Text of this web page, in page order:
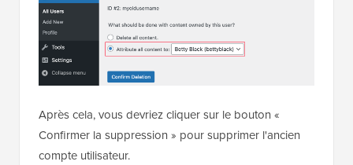
Après cela, vous devriez cliquer sur le bouton «
Confirmer la suppression » pour supprimer l'ancien
compte utilisateur.